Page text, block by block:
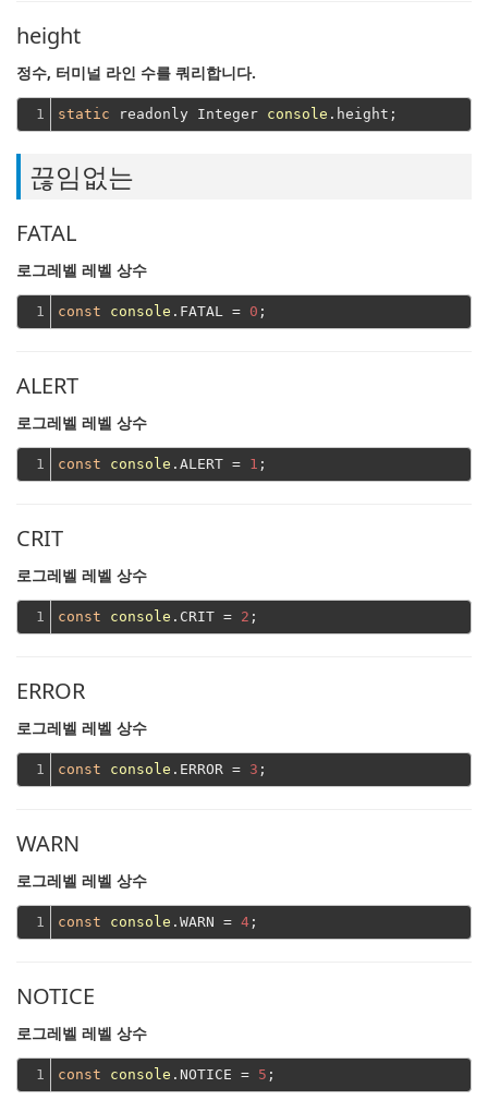
height
정수, 터미널 라인 수를 쿼리합니다.
1 static readonly Integer console
끊임없는
FATAL
로그레벨 레벨 상수
1 const console .FATAL = 0
ALERT
로그레벨 레벨 상수
1 const console .ALERT = 1
CRIT
로그레벨 레벨 상수
1 const console .CRIT = 2
ERROR
로그레벨 레벨 상수
1 const console .ERROR = 3
WARN
로그레벨 레벨 상수
1 const console .WARN = 4
NOTICE
로그레벨 레벨 상수
1 const console .NOTICE = 5